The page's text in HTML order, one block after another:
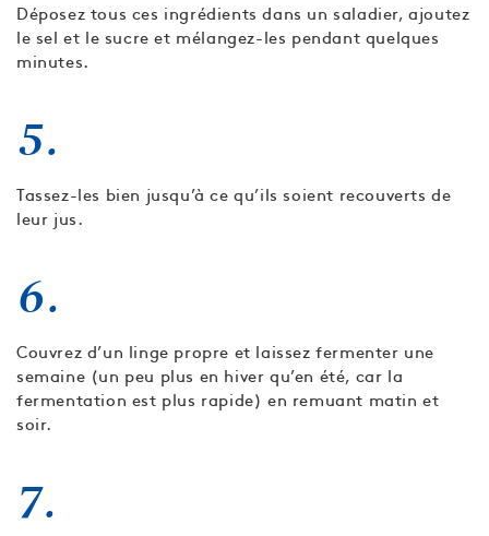
Déposez tous ces ingrédients dans un saladier, ajoutez
le sel et le sucre et mélangez-les pendant quelques
minutes.
5.
Tassez-les bien jusqu’à ce qu’ils soient recouverts de
leur jus.
6.
Couvrez d’un linge propre et laissez fermenter une
semaine (un peu plus en hiver qu’en été, car la
fermentation est plus rapide) en remuant matin et
soir.
7.